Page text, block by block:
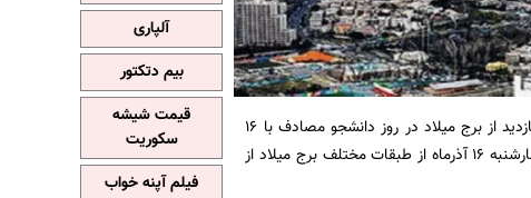
بنابر اعلام روابط عمومی برج میلاد، بازدید از برج میلاد در روز دانشجو مصادف با ۱۶
آذرماه برای دانشجویان رایگان خواهد بود. بر این اساس تمامی دانشجویان می‌توانند در روز چهارشنبه ۱۶ آذرماه از طبقات مختلف برج میلاد از
آلپاری
بیم دتکتور
قیمت شیشه
سکوریت
فیلم آپنه خواب